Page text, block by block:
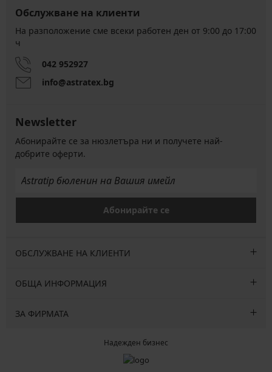
Обслужване на клиенти
На разположение сме всеки работен ден от 9:00 до 17:00
ч
042 952927
info@astratex.bg
Newsletter
Абонирайте се за нюзлетъра ни и получете най-
добрите оферти.
Абонирайте се
ОБСЛУЖВАНЕ НА КЛИЕНТИ
ОБЩА ИНФОРМАЦИЯ
ЗА ФИРМАТА
Надежден бизнес